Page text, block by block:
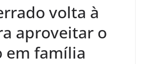
volta à
aproveitar o
em família